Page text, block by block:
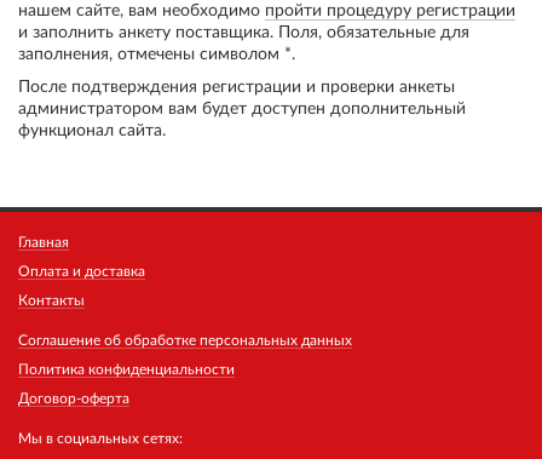
нашем сайте, вам необходимо пройти процедуру регистрации
и заполнить анкету поставщика. Поля, обязательные для
заполнения, отмечены символом *.
После подтверждения регистрации и проверки анкеты
администратором вам будет доступен дополнительный
функционал сайта.
Главная
Оплата и доставка
Контакты
Соглашение об обработке персональных данных
Политика конфиденциальности
Договор-оферта
Мы в социальных сетях: